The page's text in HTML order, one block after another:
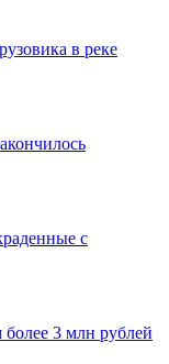
в реке
с
3 млн рублей